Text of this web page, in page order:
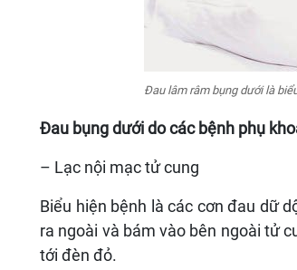
Đau lâm râm bụng dưới là
Đau bụng dưới do các bệnh phụ
– Lạc nội mạc tử cung
Biểu hiện bệnh là các cơn đau dữ
ra ngoài và bám vào bên ngoài tử
tới đèn đỏ.